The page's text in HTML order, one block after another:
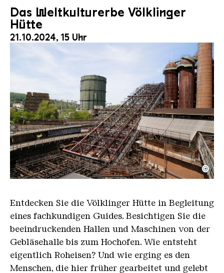
Das Weltkulturerbe Völklinger
Hütte
21.10.2024, 15 Uhr
Der Erzschrägaufzug der Völklinger Hütte mit
Copyright: Weltkulturerbe Völklinger Hütte | Karl
©
Entdecken Sie die Völklinger Hütte in Begleitung
eines fachkundigen Guides. Besichtigen Sie die
beeindruckenden Hallen und Maschinen von der
Gebläsehalle bis zum Hochofen. Wie entsteht
eigentlich Roheisen? Und wie erging es den
Menschen, die hier früher gearbeitet und gelebt